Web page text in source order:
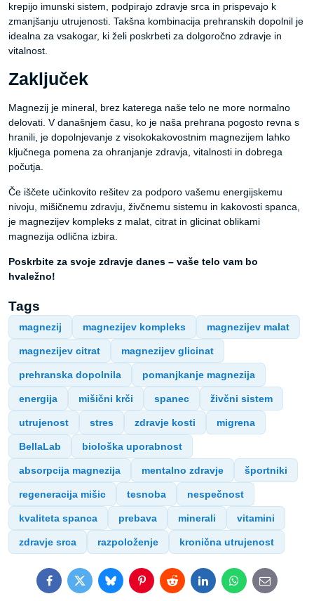
krepijo imunski sistem, podpirajo zdravje srca in prispevajo k
zmanjšanju utrujenosti. Takšna kombinacija prehranskih dopolnil je
idealna za vsakogar, ki želi poskrbeti za dolgoročno zdravje in
vitalnost.
Zaključek
Magnezij je mineral, brez katerega naše telo ne more normalno
delovati. V današnjem času, ko je naša prehrana pogosto revna s
hranili, je dopolnjevanje z visokokakovostnim magnezijem lahko
ključnega pomena za ohranjanje zdravja, vitalnosti in dobrega
počutja.
Če iščete učinkovito rešitev za podporo vašemu energijskemu
nivoju, mišičnemu zdravju, živčnemu sistemu in kakovosti spanca,
je magnezijev kompleks z malat, citrat in glicinat oblikami
magnezija odlična izbira.
Poskrbite za svoje zdravje danes – vaše telo vam bo
hvaležno!
Tags
magnezij magnezijev kompleks magnezijev malat
magnezijev citrat magnezijev glicinat
prehranska dopolnila pomanjkanje magnezija
energija mišični krči spanec živčni sistem
utrujenost stres zdravje kosti migrena
BellaLab biološka uporabnost
absorpcija magnezija mentalno zdravje športniki
regeneracija mišic tesnoba nespečnost
kvaliteta spanca prebava minerali vitamini
zdravje srca razpoloženje kronična utrujenost
FacebookTwitterBlueskyPinterestRedditLinkedInWhatsApp
E-
mail